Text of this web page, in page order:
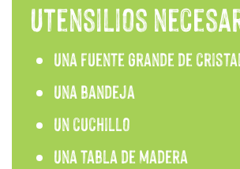
Utensilios
Una fuente grande de
Una bandeja
Un cuchillo
Una tabla de madera